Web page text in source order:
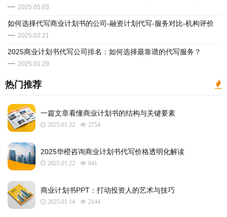
2025.05.03
如何选择代写商业计划书的公司-融资计划代写-服务对比-机构评价
2025.02.21
2025商业计划书代写公司排名：如何选择最靠谱的代写服务？
2025.01.29
热门推荐
一篇文章看懂商业计划书的结构与关键要素
2025.01.22 2754
2025华橙咨询商业计划书代写价格透明化解读
2025.01.22 641
​商业计划书PPT：打动投资人的艺术与技巧
2025.01.14 2144